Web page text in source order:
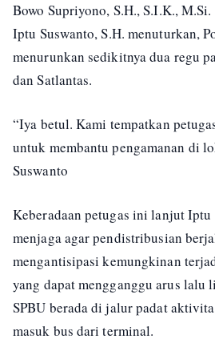
Bowo Supriyono, S.H., S.I.K.,
Iptu Suswanto, S.H. menuturkan,
menurunkan sedikitnya dua regu
dan Satlantas.
“Iya betul. Kami tempatkan
untuk membantu pengamanan di
Suswanto
Keberadaan petugas ini lanjut Iptu
menjaga agar pendistribusian
mengantisipasi kemungkinan
yang dapat mengganggu arus lalu
SPBU berada di jalur padat
masuk bus dari terminal.